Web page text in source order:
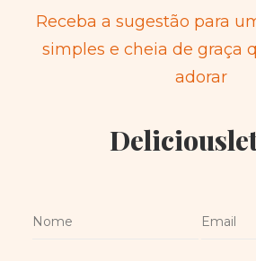
Receba a sugestão para
simples e cheia de graça
adorar